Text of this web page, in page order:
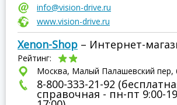
info@vision-drive.ru
www.vision-drive.ru
Xenon-Shop – Интернет-
Рейтинг:
Москва, Малый Палашевский пер,
8-800-333-21-92
справочная - пн-пт 9:00-